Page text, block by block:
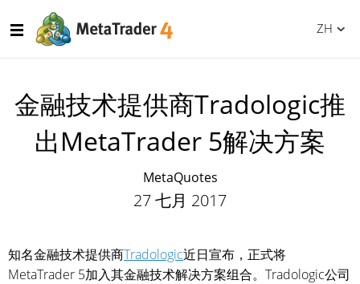
ZH
金融技术提供商Tradologic推
出MetaTrader 5解决方案
MetaQuotes
27 七月 2017
知名金融技术提供商Tradologic近日宣布，正式将
MetaTrader 5加入其金融技术解决方案组合。Tradologic公司